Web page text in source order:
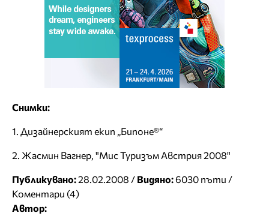
Снимки:
1. Дизайнерският екип „Бипоне®“
2. Жасмин Вагнер, "Мис Туризъм Австрия 2008"
Публикувано:28.02.2008 / Видяно:6030 пъти /
Коментари (4)
Автор: